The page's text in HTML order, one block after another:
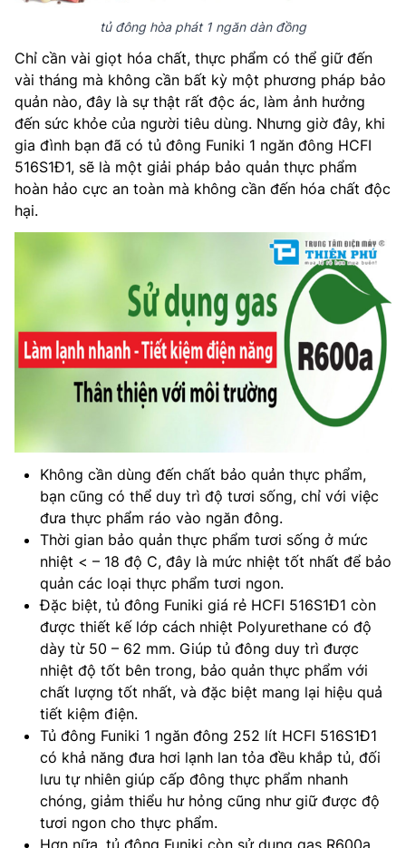
tủ đông hòa phát 1 ngăn dàn đồng
Chỉ cần vài giọt hóa chất, thực phẩm có thể giữ đến
vài tháng mà không cần bất kỳ một phương pháp bảo
quản nào, đây là sự thật rất độc ác, làm ảnh hưởng
đến sức khỏe của người tiêu dùng. Nhưng giờ đây, khi
gia đình bạn đã có tủ đông Funiki 1 ngăn đông HCFI
516S1Đ1, sẽ là một giải pháp bảo quản thực phẩm
hoàn hảo cực an toàn mà không cần đến hóa chất độc
hại.
Không cần dùng đến chất bảo quản thực phẩm,
bạn cũng có thể duy trì độ tươi sống, chỉ với việc
đưa thực phẩm ráo vào ngăn đông.
Thời gian bảo quản thực phẩm tươi sống ở mức
nhiệt < – 18 độ C, đây là mức nhiệt tốt nhất để bảo
quản các loại thực phẩm tươi ngon.
Đặc biệt, tủ đông Funiki giá rẻ HCFI 516S1Đ1 còn
được thiết kế lớp cách nhiệt Polyurethane có độ
dày từ 50 – 62 mm. Giúp tủ đông duy trì được
nhiệt độ tốt bên trong, bảo quản thực phẩm với
chất lượng tốt nhất, và đặc biệt mang lại hiệu quả
tiết kiệm điện.
Tủ đông Funiki 1 ngăn đông 252 lít HCFI 516S1Đ1
có khả năng đưa hơi lạnh lan tỏa đều khắp tủ, đối
lưu tự nhiên giúp cấp đông thực phẩm nhanh
chóng, giảm thiểu hư hỏng cũng như giữ được độ
tươi ngon cho thực phẩm.
Hơn nữa, tủ đông Funiki còn sử dụng gas R600a